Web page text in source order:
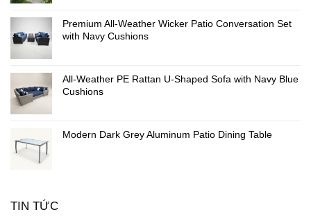
Premium All-Weather Wicker Patio Conversation Set
with Navy Cushions
All-Weather PE Rattan U-Shaped Sofa with Navy Blue
Cushions
Modern Dark Grey Aluminum Patio Dining Table
TIN TỨC